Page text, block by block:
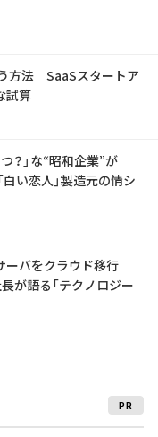
方法 SaaSスタートア
試算
？」な“昭和企業”が
い恋人」製造元の情シ
ーバをクラウド移行
長が語る「テクノロジー
PR